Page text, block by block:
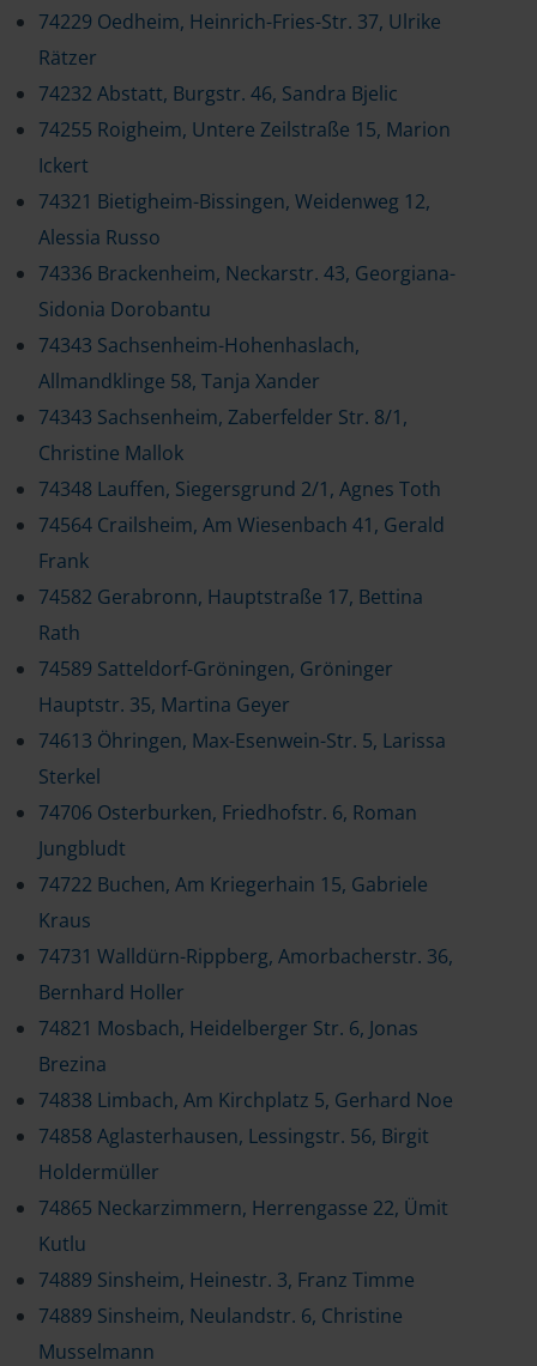
74229 Oedheim, Heinrich-Fries-Str. 37, Ulrike
Rätzer
74232 Abstatt, Burgstr. 46, Sandra Bjelic
74255 Roigheim, Untere Zeilstraße 15, Marion
Ickert
74321 Bietigheim-Bissingen, Weidenweg 12,
Alessia Russo
74336 Brackenheim, Neckarstr. 43, Georgiana-
Sidonia Dorobantu
74343 Sachsenheim-Hohenhaslach,
Allmandklinge 58, Tanja Xander
74343 Sachsenheim, Zaberfelder Str. 8/1,
Christine Mallok
74348 Lauffen, Siegersgrund 2/1, Agnes Toth
74564 Crailsheim, Am Wiesenbach 41, Gerald
Frank
74582 Gerabronn, Hauptstraße 17, Bettina
Rath
74589 Satteldorf-Gröningen, Gröninger
Hauptstr. 35, Martina Geyer
74613 Öhringen, Max-Esenwein-Str. 5, Larissa
Sterkel
74706 Osterburken, Friedhofstr. 6, Roman
Jungbludt
74722 Buchen, Am Kriegerhain 15, Gabriele
Kraus
74731 Walldürn-Rippberg, Amorbacherstr. 36,
Bernhard Holler
74821 Mosbach, Heidelberger Str. 6, Jonas
Brezina
74838 Limbach, Am Kirchplatz 5, Gerhard Noe
74858 Aglasterhausen, Lessingstr. 56, Birgit
Holdermüller
74865 Neckarzimmern, Herrengasse 22, Ümit
Kutlu
74889 Sinsheim, Heinestr. 3, Franz Timme
74889 Sinsheim, Neulandstr. 6, Christine
Musselmann